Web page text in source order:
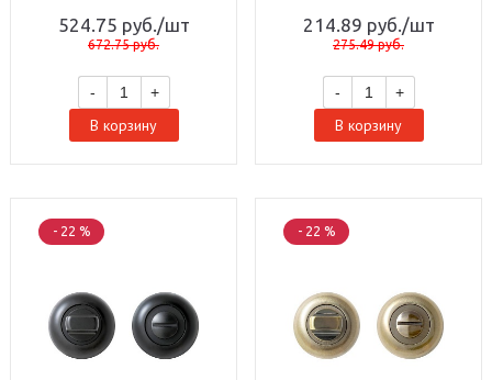
524.75 руб. /шт
672.75руб.
- +
В корзину
(100,5)
214.89 руб. /шт
275.49руб.
- +
В корзину
- 22 % - 22 %